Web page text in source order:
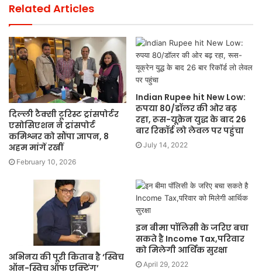
Related Articles
दिल्ली टैक्सी टूरिस्ट ट्रांसपोर्टर
एसोसिएशन ने ट्रांसपोर्ट
कमिश्नर को सौंपा ज्ञापन, 8
अहम मांगें रखीं
February 10, 2026
Indian Rupee hit New Low:
रुपया 80/डॉलर की ओर बढ़
रहा, रूस-यूक्रेन युद्ध के बाद 26
बार रिकॉर्ड लो लेवल पर पहुंचा
July 14, 2022
अभिनय की पूरी किताब है ‘स्विच
ऑन-स्विच ऑफ एक्टिंग’
इन बीमा पॉलिसी के जरिए बचा
सकते है Income Tax,परिवार
को मिलेगी आर्थिक सुरक्षा
April 29, 2022